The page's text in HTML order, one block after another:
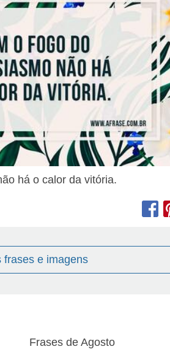
há o calor da vitória.
frases e imagens
Frases de Agosto